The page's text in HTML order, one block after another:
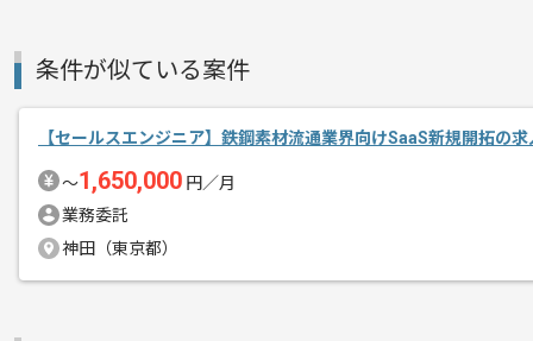
条件が似ている案件
【セールスエンジニア】鉄鋼素材流通業界向けSaaS新規開拓の
〜1,650,000 円／月
業務委託
神田（東京都）